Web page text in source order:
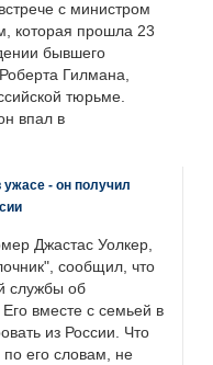
с министром
которая прошла 23
бывшего
Гилмана,
тюрьме.
впал в
- он получил
Джастас Уолкер,
сообщил, что
службы об
вместе с семьей в
из России. Что
его словам, не